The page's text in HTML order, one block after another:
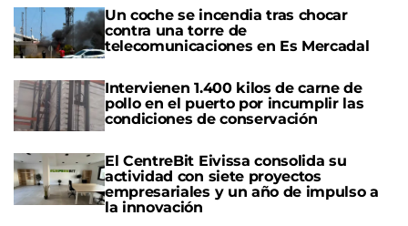
Un coche se incendia tras chocar
contra una torre de
telecomunicaciones en Es Mercadal
Intervienen 1.400 kilos de carne de
pollo en el puerto por incumplir las
condiciones de conservación
El CentreBit Eivissa consolida su
actividad con siete proyectos
empresariales y un año de impulso a
la innovación